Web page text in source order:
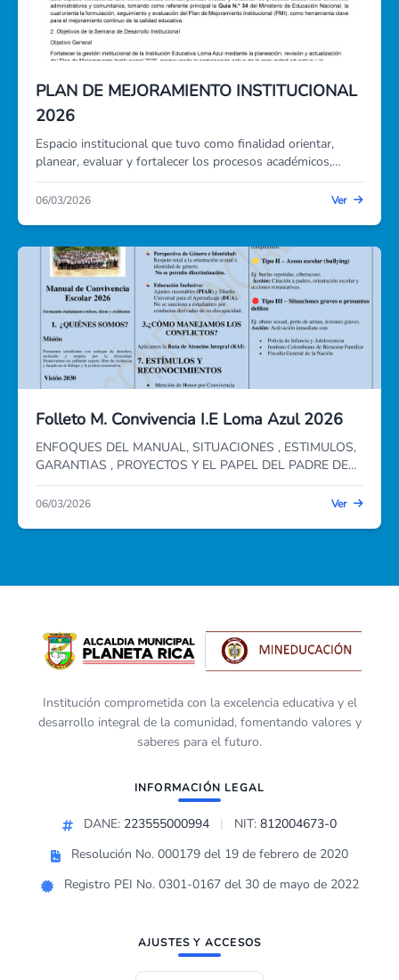
PLAN DE MEJORAMIENTO INSTITUCIONAL
2026
Espacio institucional que tuvo como finalidad orientar,
planear, evaluar y fortalecer los procesos académicos,
directivos, administrativos y comunitarios, tomando como
referente principal la Guía N.° 34 del Ministerio de
Institucional (PMI),
06/03/2026 Ver
Folleto M. Convivencia I.E Loma Azul 2026
ENFOQUES DEL MANUAL, SITUACIONES , ESTIMULOS,
GARANTIAS , PROYECTOS Y EL PAPEL DEL PADRE DE
FAMILIA...
06/03/2026 Ver
Institución comprometida con la excelencia educativa y el
desarrollo integral de la comunidad, fomentando valores y
saberes para el futuro.
INFORMACIÓN LEGAL
DANE: 223555000994 | NIT: 812004673-0
Resolución No. 000179 del 19 de febrero de 2020
Registro PEI No. 0301-0167 del 30 de mayo de 2022
AJUSTES Y ACCESOS